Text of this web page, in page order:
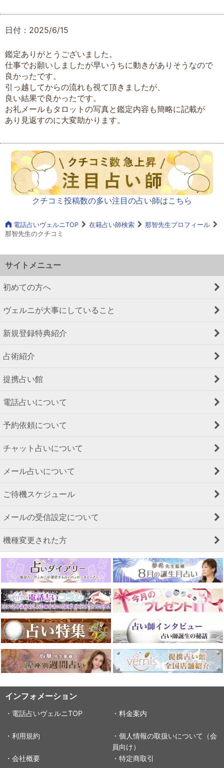
日付：2025/6/15
鑑定ありがとうございました。
仕事でお願いしましたが早いうちに動きがありそうなので
良かったです。
引っ越してからの流れも視て頂きましたが、
良い結果で良かったです。
お礼メールもタロットの写真と鑑定内容も簡略に記載が
あり見返すのに大変助かります。
クチコミ投稿数の多い注目の占い師はこちら
電話占いヴェルニTOP 在籍占い師検索
那智先生プロフィール
那智先生のクチコミ
サイトメニュー
初めての方へ
ヴェルニが大事にしていること
新規登録特典紹介
占術紹介
提携占い館
電話占いについて
予約依頼について
チャット占いについて
メール占いについて
ご待機スケジュール
メールの受信設定について
機種変更された方
インフォメーション
・電話占いヴェルニTOP ・料金案内
・利用規約
・個人情報の取扱いについて（会
員向け）
・会社概要
・特定商取引